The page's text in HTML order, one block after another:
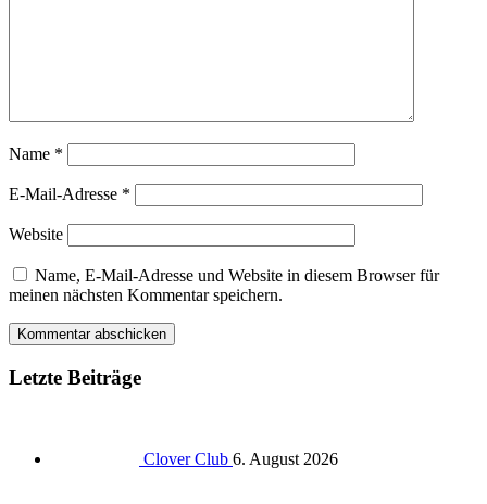
Name *
E-Mail-Adresse *
Website
Name, E-Mail-Adresse und Website in diesem Browser für
meinen nächsten Kommentar speichern.
Letzte Beiträge
Clover Club 6. August 2026